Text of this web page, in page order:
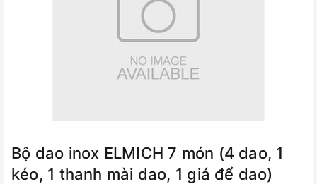
Bộ dao inox ELMICH 7 món (4 dao, 1
kéo, 1 thanh mài dao, 1 giá để dao)